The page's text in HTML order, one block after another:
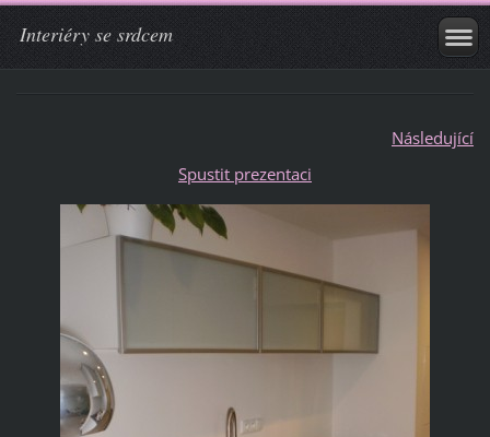
Interiéry se srdcem
Následující
Spustit prezentaci